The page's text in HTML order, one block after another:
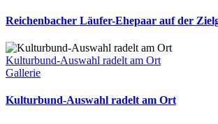
Reichenbacher Läufer-Ehepaar auf der
Kulturbund-Auswahl radelt am Ort
Gallerie
Kulturbund-Auswahl radelt am Ort